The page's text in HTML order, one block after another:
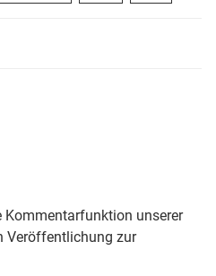
Kommentarfunktion unserer
Veröffentlichung zur